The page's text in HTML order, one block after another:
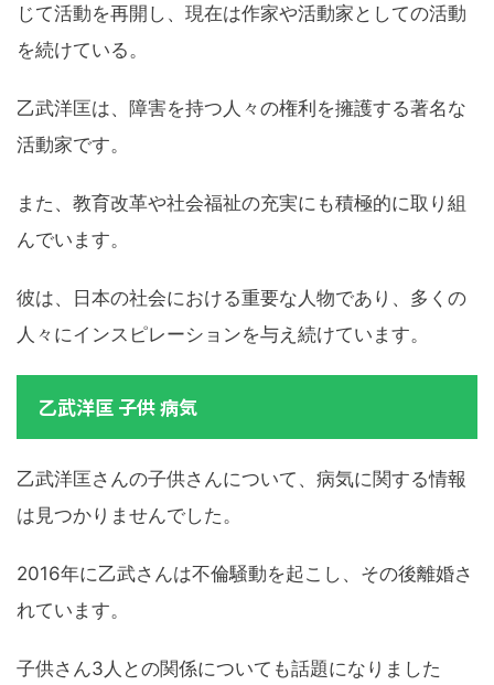
じて活動を再開し、現在は作家や活動家としての活動
を続けている。
乙武洋匡は、障害を持つ人々の権利を擁護する著名な
活動家です。
また、教育改革や社会福祉の充実にも積極的に取り組
んでいます。
彼は、日本の社会における重要な人物であり、多くの
人々にインスピレーションを与え続けています。
乙武洋匡 子供 病気
乙武洋匡さんの子供さんについて、病気に関する情報
は見つかりませんでした。
2016年に乙武さんは不倫騒動を起こし、その後離婚さ
れています。
子供さん3人との関係についても話題になりました